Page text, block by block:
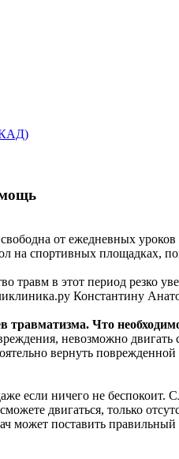
от ежедневных
на спортивных площадках,
в этот период резко
Константину
травматизма. Что
невозможно
вернуть
если ничего не беспокоит.
двигаться, только
может поставить